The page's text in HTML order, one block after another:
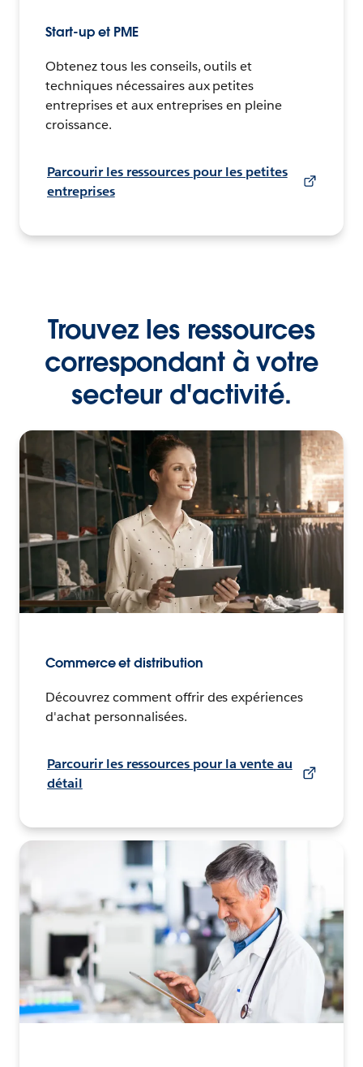
Start-up et PME
Obtenez tous les conseils, outils et
techniques nécessaires aux petites
entreprises et aux entreprises en pleine
croissance.
Parcourir les ressources pour les petites
entreprises
Trouvez les ressources
correspondant à votre
secteur d'activité.
Commerce et distribution
Découvrez comment offrir des expériences
d'achat personnalisées.
Parcourir les ressources pour la vente au
détail